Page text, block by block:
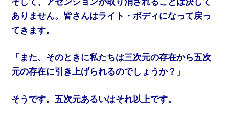
ありません。皆さんはライト・ボディになって戻っ
てきます。
「また、そのときに私たちは三次元の存在から五次
元の存在に引き上げられるのでしょうか？」
そうです。五次元あるいはそれ以上です。